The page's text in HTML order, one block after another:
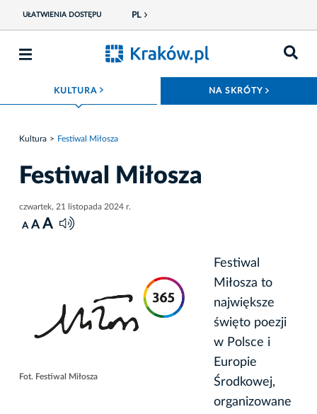
UŁATWIENIA DOSTĘPU PL
KULTURA ROZWIŃ MENU NA SKRÓTY
Kultura Festiwal Miłosza
Festiwal Miłosza
czwartek, 21 listopada 2024 r.
A A A
Fot. Festiwal Miłosza
Festiwal
Miłosza to
największe
święto poezji
w Polsce i
Europie
Środkowej,
organizowane